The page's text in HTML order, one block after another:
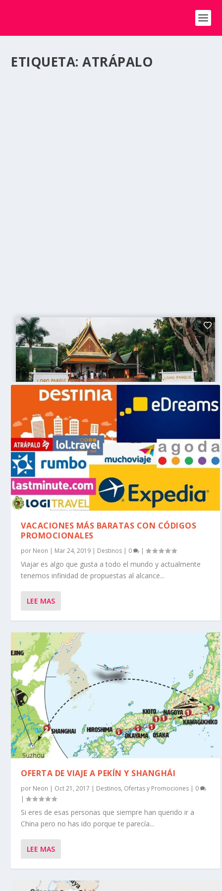
ETIQUETA:ATRÁPALO
VACACIONES MÁS BARATAS CON CÓDIGOS
PROMOCIONALES
por Neon | Mar 24, 2019 | Destinos | 0 |
Viajar es algo que gusta a todo el mundo y actualmente
tenemos infinidad de propuestas al alcance...
LEE MAS
OFERTA DE VIAJE A PEKÍN Y SHANGHÁI
por Neon | Oct 21, 2017 | Destinos, Ofertas y Promociones | 0
|
Si eres de esas personas que siempre han querido ir a
China pero no has ido porque te parecía...
LEE MAS